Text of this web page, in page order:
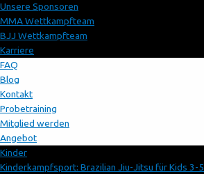
Unsere Sponsoren
MMA Wettkampfteam
BJJ Wettkampfteam
Karriere
FAQ
Blog
Kontakt
Probetraining
Mitglied werden
Angebot
Kinder
Kinderkampfsport: Brazilian Jiu-Jitsu für Kids 3-5